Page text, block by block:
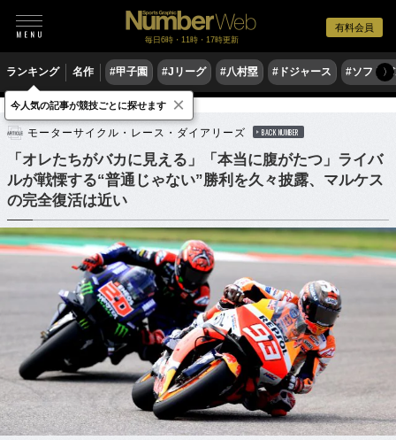
有料会員
毎日6時・11時・17時更新
ランキング 名作 #甲子園 #Jリーグ #八村塁 #ドジャース #ソフト〉
モータースポーツ MotoGP
モーターサイクル・レース・ダイアリーズ BACK NUMBER
「オレたちがバカに見える」「本当に腹がたつ」ライバ
ルが戦慄する“普通じゃない”勝利を久々披露、マルケス
の完全復活は近い
今人気の記事が競技ごとに探せます ×